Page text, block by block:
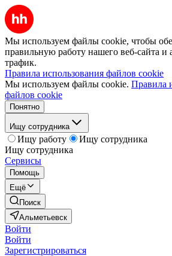
Мы используем файлы cookie, чтобы
правильную работу нашего веб-сайта и
трафик.
Правила использования файлов cookie
Мы используем файлы cookie. Правила
файлов cookie
Понятно
Ищу сотрудника
Ищу работу
Ищу сотрудника
Ищу сотрудника
Сервисы
Помощь
Ещё
Поиск
Альметьевск
Войти
Войти
Зарегистрироваться